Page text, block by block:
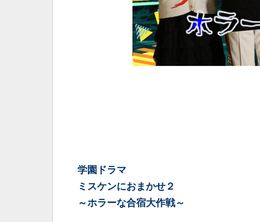
学園ドラマ
ミスケンにおまかせ２
～ホラーな合宿大作戦～